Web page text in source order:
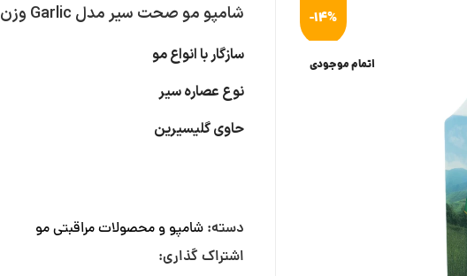
-14%
اتمام موجودی
شامپو مو صحت سیر مدل Garlic وزن 1000 گرم
سازگار با انواع مو
نوع عصاره سیر
حاوی گلیسیرین
دسته: شامپو و محصولات مراقبتی مو
اشتراک گذاری: